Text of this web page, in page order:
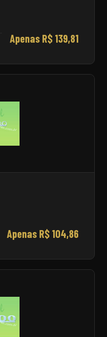
Apenas R$ 139,81
Apenas R$ 104,86